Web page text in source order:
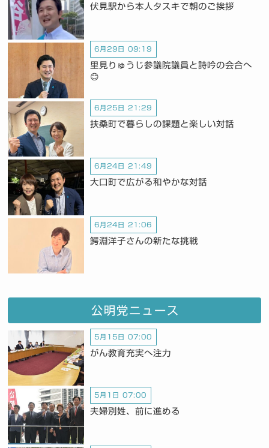
伏見駅から本人タスキで朝のご挨拶
6月29日 09:19
里見りゅうじ参議院議員と詩吟の会合へ
😊
6月25日 21:29
扶桑町で暮らしの課題と楽しい対話
6月24日 21:49
大口町で広がる和やかな対話
6月24日 21:06
鰐淵洋子さんの新たな挑戦
公明党ニュース
5月15日 07:00
がん教育充実へ注力
5月1日 07:00
夫婦別姓、前に進める